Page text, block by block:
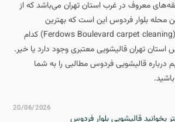
معروف در غرب استان تهران می‌باشد که از
محله بلوار فردوس این است که بهترین
قالیشویی بلوار فردوس (Ferdows Boulevard carpet cleaning) کدام
استان تهران قالیشویی معتبری وجود دارد یا خیر.
قالیشویی فردوس مطالبی را به شما
20/06/2026